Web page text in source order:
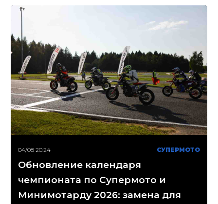
04/08 20:24 СУПЕРМОТО
Обновление календаря
чемпионата по Супермото и
Минимотарду 2026: замена для